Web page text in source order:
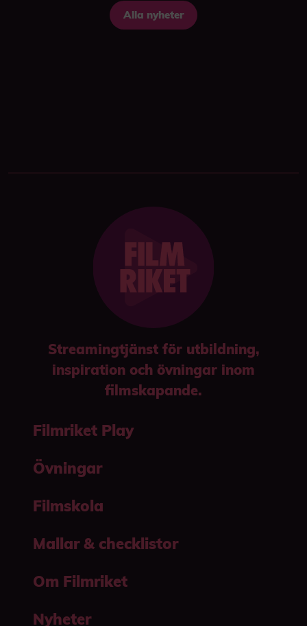
Alla nyheter
Streamingtjänst för utbildning,
inspiration och övningar inom
filmskapande.
Filmriket Play
Övningar
Filmskola
Mallar & checklistor
Om Filmriket
Nyheter